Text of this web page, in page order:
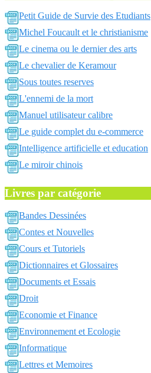
Petit Guide de Survie des Etudiants
Michel Foucault et le christianisme
Le cinema ou le dernier des arts
Le chevalier de Keramour
Sous toutes reserves
L'ennemi de la mort
Manuel utilisateur calibre
Le guide complet du e-commerce
Intelligence artificielle et education
Le miroir chinois
Livres par catégorie
Bandes Dessinées
Contes et Nouvelles
Cours et Tutoriels
Dictionnaires et Glossaires
Documents et Essais
Droit
Economie et Finance
Environnement et Ecologie
Informatique
Lettres et Memoires